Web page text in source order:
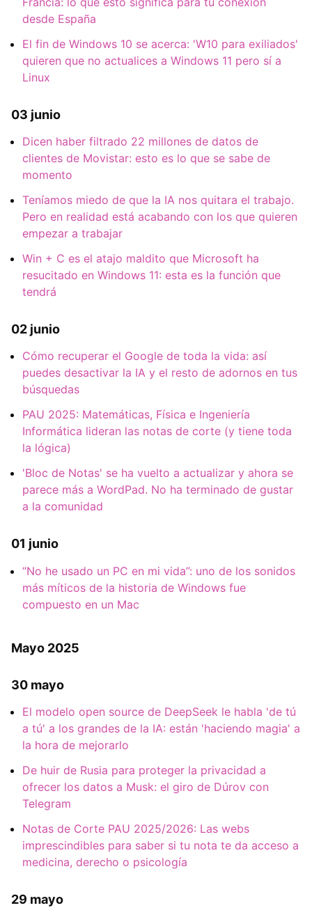
desde España
El fin de Windows 10 se acerca: 'W10 para exiliados'
quieren que no actualices a Windows 11 pero sí a
Linux
03 junio
Dicen haber filtrado 22 millones de datos de
clientes de Movistar: esto es lo que se sabe de
momento
Teníamos miedo de que la IA nos quitara el trabajo.
Pero en realidad está acabando con los que quieren
empezar a trabajar
Win + C es el atajo maldito que Microsoft ha
resucitado en Windows 11: esta es la función que
tendrá
02 junio
Cómo recuperar el Google de toda la vida: así
puedes desactivar la IA y el resto de adornos en tus
búsquedas
PAU 2025: Matemáticas, Física e Ingeniería
Informática lideran las notas de corte (y tiene toda
la lógica)
'Bloc de Notas' se ha vuelto a actualizar y ahora se
parece más a WordPad. No ha terminado de gustar
a la comunidad
01 junio
“No he usado un PC en mi vida”: uno de los sonidos
más míticos de la historia de Windows fue
compuesto en un Mac
Mayo 2025
30 mayo
El modelo open source de DeepSeek le habla 'de tú
a tú' a los grandes de la IA: están 'haciendo magia' a
la hora de mejorarlo
De huir de Rusia para proteger la privacidad a
ofrecer los datos a Musk: el giro de Dúrov con
Telegram
Notas de Corte PAU 2025/2026: Las webs
imprescindibles para saber si tu nota te da acceso a
medicina, derecho o psicología
29 mayo